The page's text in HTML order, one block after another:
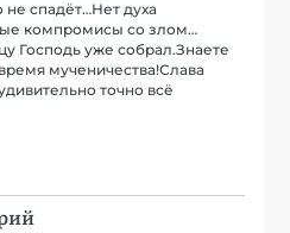
спадёт…Нет духа
компромисы со злом…
Господь уже собрал.Знаете
мученичества!Слава
точно всё